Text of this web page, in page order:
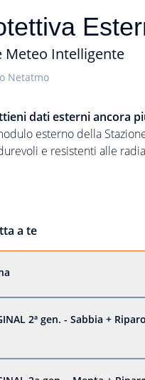
Meteo Intelligente
Netatmo
dati esterni ancora
esterno della
e resistenti alle
a te
2ª gen. - Sabbia + Riparo